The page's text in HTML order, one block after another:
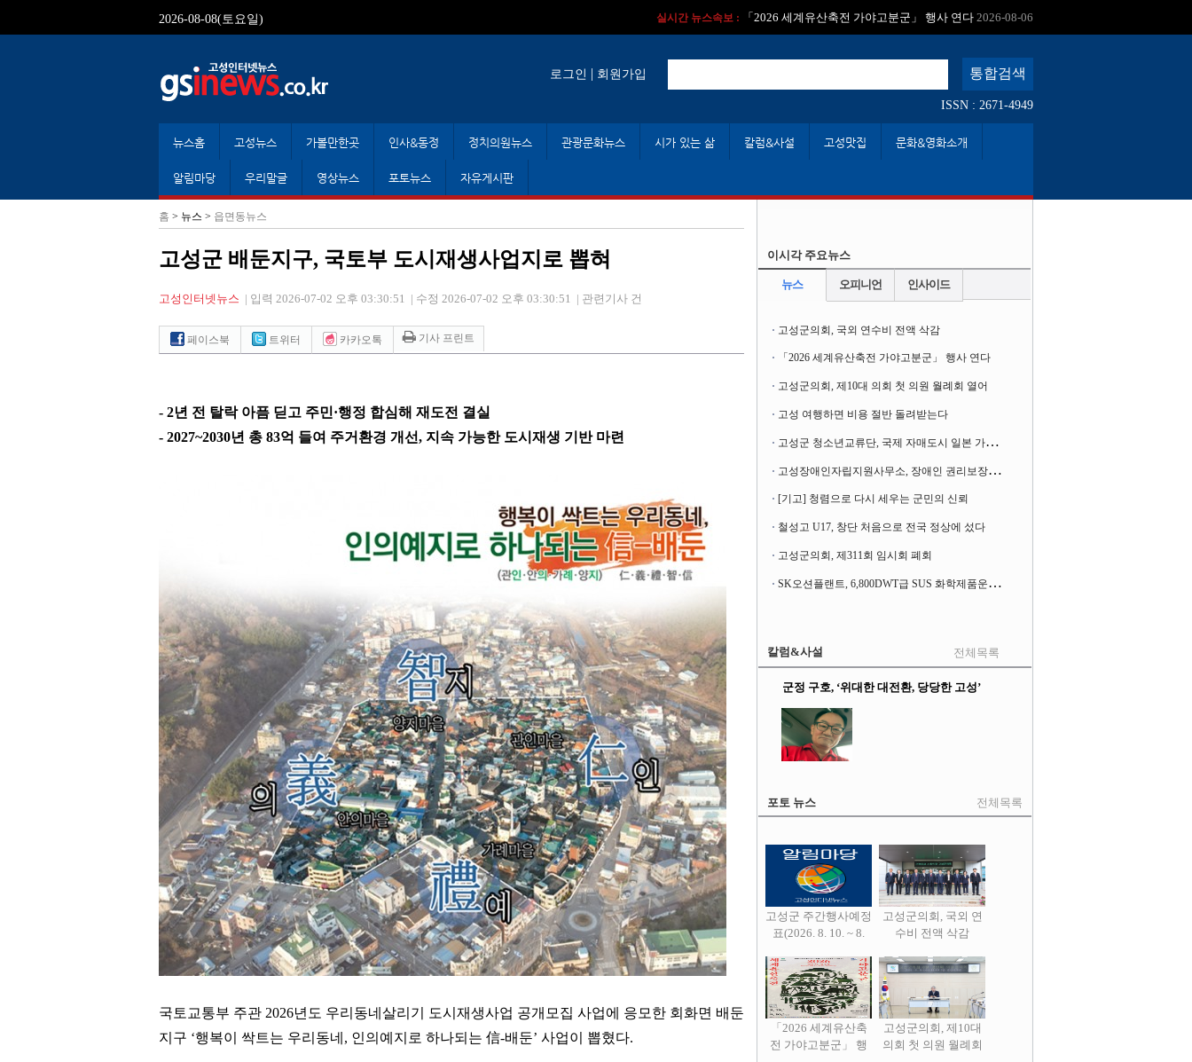
2026-08-08(토요일) 실시간 뉴스속보 : 「2026 세계유산축전 가야고분군」 행사 연다 2026-08-06
로그인 | 회원가입
ISSN : 2671-4949
뉴스홈 고성뉴스 가볼만한곳 인사&동정 정치의원뉴스 관광문화뉴스 시가 있는 삶 칼럼&사설 고성맛집 문화&영화소개
알림마당 우리말글 영상뉴스 포토뉴스 자유게시판
홈 > 뉴스 > 읍면동뉴스
고성군 배둔지구, 국토부 도시재생사업지로 뽑혀
고성인터넷뉴스 입력 2026-07-02 오후 03:30:51 수정 2026-07-02 오후 03:30:51 관련기사 건
페이스북 트위터 카카오톡 기사 프린트
- 2년 전 탈락 아픔 딛고 주민·행정 합심해 재도전 결실
- 2027~2030년 총 83억 들여 주거환경 개선, 지속 가능한 도시재생 기반 마련
국토교통부 주관 2026년도 우리동네살리기 도시재생사업 공개모집 사업에 응모한 회화면 배둔
지구 ‘행복이 싹트는 우리동네 , 인의예지로 하나되는 信-배둔’ 사업이 뽑혔다.
이시각 주요뉴스
뉴스 오피니언 인사이드
고성군의회, 국외 연수비 전액 삭감
「2026 세계유산축전 가야고분군」 행사 연다
고성군의회, 제10대 의회 첫 의원 월례회 열어
고성 여행하면 비용 절반 돌려받는다
고
성군 청소년교류단, 국제 자매도시 일본 가사오카시 찾아
고
성장애인자립지원사무소, 장애인 권리보장 촉구 1인 시위 벌여
[기고] 청렴으로 다시 세우는 군민의 신뢰
철성고 U17, 창단 처음으로 전국 정상에 섰다
고성군의회, 제311회 임시회 폐회
S
K오션플랜트, 6,800DWT급 SUS 화학제품운반선 2척 수주
칼럼&사설 전체목록
군정 구호, ‘위대한 대전환, 당당한 고성’
포토 뉴스 전체목록
고성군 주간행사예정
표(2026. 8. 10. ~ 8.
고성군의회, 국외 연
수비 전액 삭감
「2026 세계유산축
전 가야고분군」 행
고성군의회, 제10대
의회 첫 의원 월례회